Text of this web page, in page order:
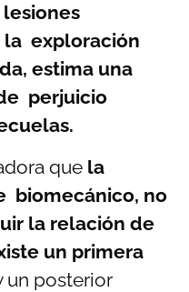
la exploración
estima una
perjuicio
que la
biomecánico, no
la relación de
un primera
un posterior